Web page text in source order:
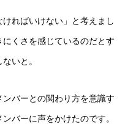
ればいけない」と考えまし
くさを感じているのだとす
いと。
バーとの関わり方を意識す
バーに声をかけたのです。